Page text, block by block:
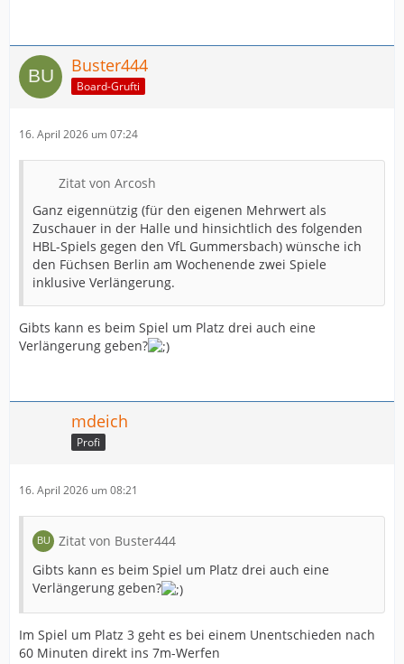
Buster444
Board-Grufti
16. April 2026 um 07:24
Zitat von Arcosh
Ganz eigennützig (für den eigenen Mehrwert als
Zuschauer in der Halle und hinsichtlich des folgenden
HBL-Spiels gegen den VfL Gummersbach) wünsche ich
den Füchsen Berlin am Wochenende zwei Spiele
inklusive Verlängerung.
Gibts kann es beim Spiel um Platz drei auch eine
Verlängerung geben?
mdeich
Profi
16. April 2026 um 08:21
Zitat von Buster444
Gibts kann es beim Spiel um Platz drei auch eine
Verlängerung geben?
Im Spiel um Platz 3 geht es bei einem Unentschieden nach
60 Minuten direkt ins 7m-Werfen